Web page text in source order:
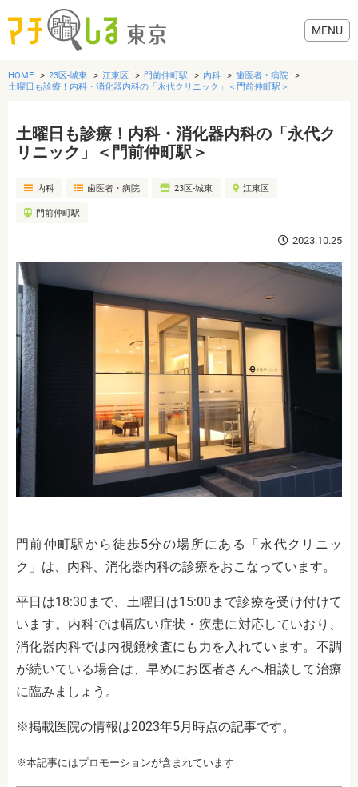
グルメ
美容・健康
おでかけ
生活
HOME 23区-城東 江東区 門前仲町駅 内科
歯医者・病院
土曜日も診療！内科・消化器内科の「永代クリニック」＜門前仲町駅＞
土曜日も診療！内科・消化器内科の「永代ク
リニック」＜門前仲町駅＞
内科 歯医者・病院 23区-城東 江東区
門前仲町駅
2023.10.25
門前仲町駅から徒歩5分の場所にある「永代クリニッ
ク」は、 内科、消化器内科の診療をおこなっています。
平日は18:30まで、土曜日は15:00まで診療を受け付けて
います。 内科では幅広い症状・疾患に対応していおり、
消化器内科では内視鏡検査にも力を入れています。不調
が続いている場合は、早めにお医者さんへ相談して治療
に臨みましょう。
※掲載医院の情報は2023年5月時点の記事です。
※本記事にはプロモーションが含まれています